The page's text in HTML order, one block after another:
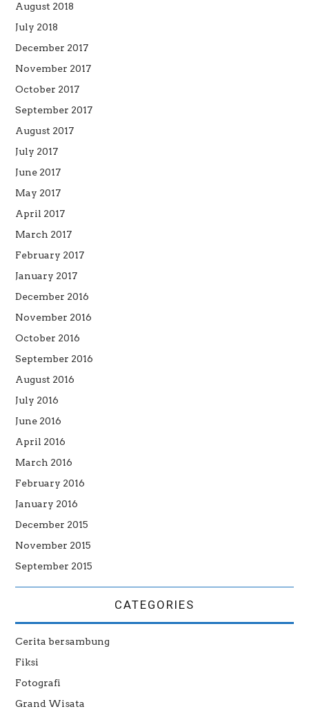
August 2018
July 2018
December 2017
November 2017
October 2017
September 2017
August 2017
July 2017
June 2017
May 2017
April 2017
March 2017
February 2017
January 2017
December 2016
November 2016
October 2016
September 2016
August 2016
July 2016
June 2016
April 2016
March 2016
February 2016
January 2016
December 2015
November 2015
September 2015
CATEGORIES
Cerita bersambung
Fiksi
Fotografi
Grand Wisata